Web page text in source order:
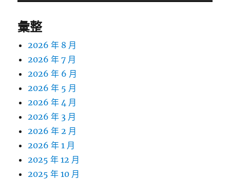
彙整
2026 年 8 月
2026 年 7 月
2026 年 6 月
2026 年 5 月
2026 年 4 月
2026 年 3 月
2026 年 2 月
2026 年 1 月
2025 年 12 月
2025 年 10 月